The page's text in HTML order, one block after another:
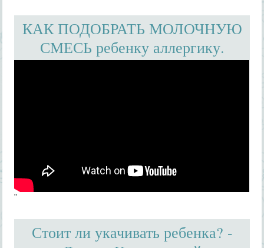
КАК ПОДОБРАТЬ МОЛОЧНУЮ
СМЕСЬ ребенку аллергику.
"
Стоит ли укачивать ребенка? -